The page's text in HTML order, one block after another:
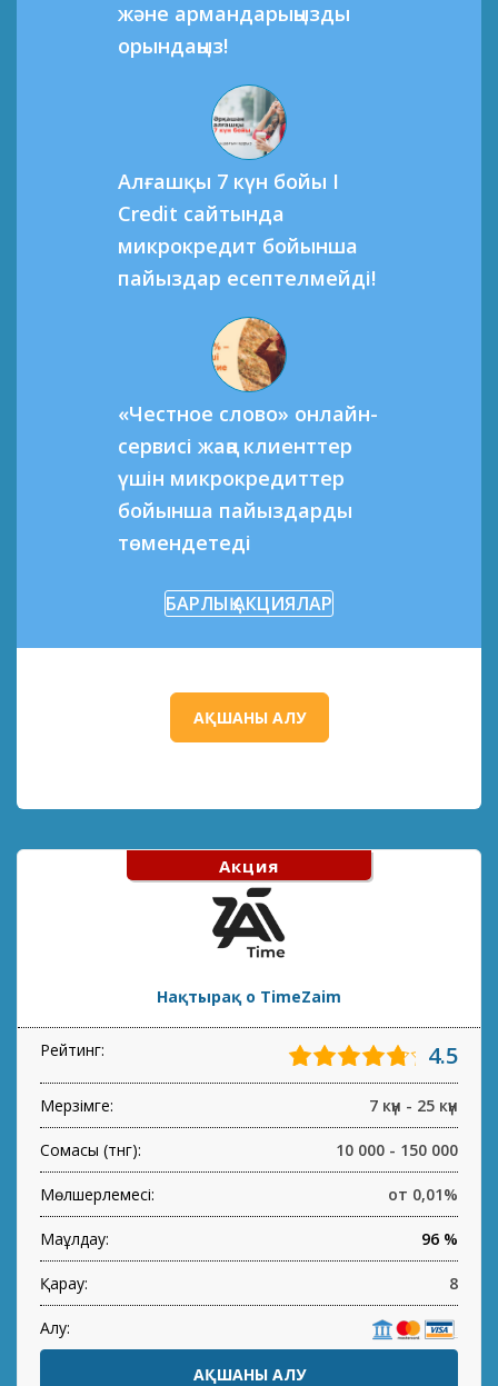
және армандарыңызды
орындаңыз!
Алғашқы 7 күн бойы I
Credit сайтында
микрокредит бойынша
пайыздар есептелмейді!
«Честное слово» онлайн-
сервисі жаңа клиенттер
үшін микрокредиттер
бойынша пайыздарды
төмендетеді
БАРЛЫҚ АКЦИЯЛАР
АҚШАНЫ АЛУ
Акция
Нақтырақ о TimeZaim
Рейтинг: 4.5
Мерзімге: 7 күн - 25 күн
Сомасы (тнг): 10 000 - 150 000
Мөлшерлемесі: от 0,01%
Мақұлдау: 96 %
Қарау: 8
Алу:
АҚШАНЫ АЛУ